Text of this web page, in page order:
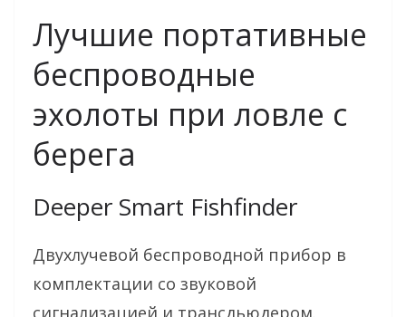
Лучшие портативные
беспроводные
эхолоты при ловле с
берега
Deeper Smart Fishfinder
Двухлучевой беспроводной прибор в
комплектации со звуковой
сигнализацией и трансдьюдером.